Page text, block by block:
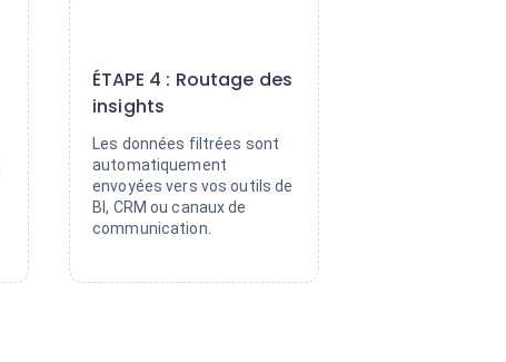
ÉTAPE 4 : Routage des
insights
Les données filtrées sont
automatiquement
envoyées vers vos outils de
BI, CRM ou canaux de
communication.